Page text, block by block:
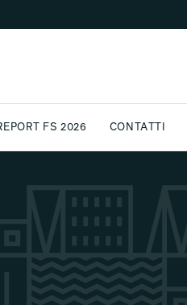
FS 2026 CONTATTI